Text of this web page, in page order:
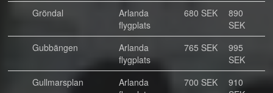
Gröndal
Arlanda
flygplats
680 SEK
890
SEK
Gubbängen
Arlanda
flygplats
765 SEK
995
SEK
Gullmarsplan
Arlanda
700 SEK
910